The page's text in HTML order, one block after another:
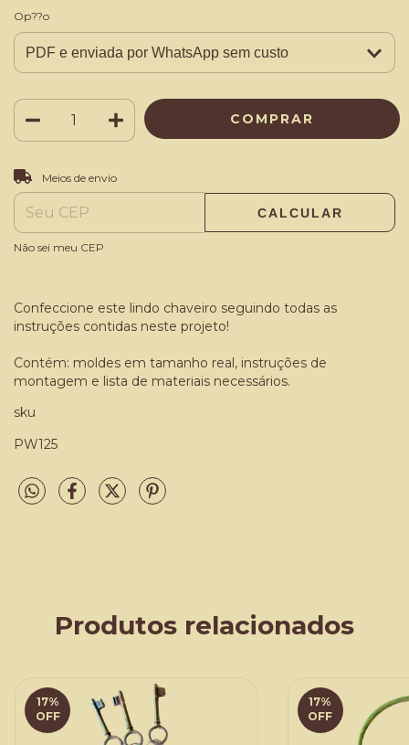
Op??o
Entregas para o CEP:
Meios de envio
CALCULAR
Não sei meu CEP
Confeccione este lindo chaveiro seguindo todas as
instruções contidas neste projeto!
Contém: moldes em tamanho real, instruções de
montagem e lista de materiais necessários.
sku
PW125
Produtos relacionados
17%
OFF
17%
OFF